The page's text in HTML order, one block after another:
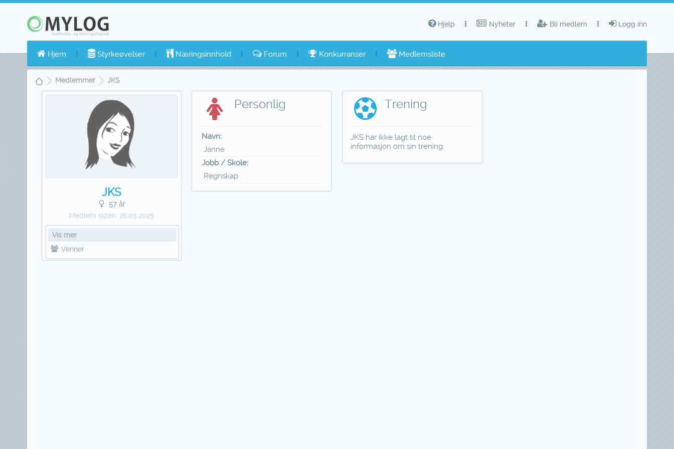
Logg inn
Bli medlem
Nyheter
Hjelp
Hjem Styrkeøvelser Næringsinnhold Forum Konkurranser Medlemsliste
Medlemmer JKS
JKS
57 år
Medlem siden: 26.05.2025
Vis mer
Venner
Personlig
Navn:
Janne
Jobb / Skole:
Regnskap
Trening
JKS har ikke lagt til noe
informasjon om sin trening.